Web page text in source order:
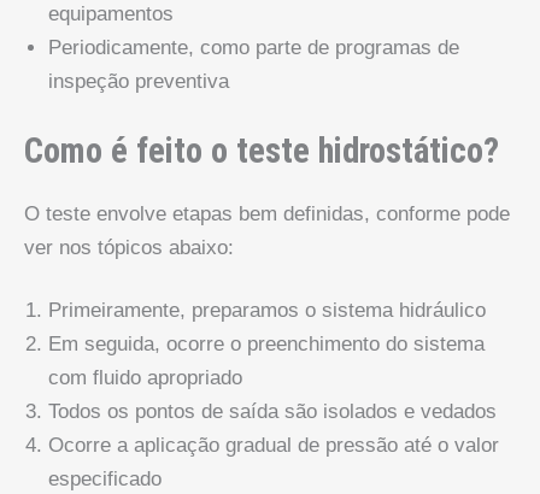
equipamentos
Periodicamente, como parte de programas de
inspeção preventiva
Como é feito o teste hidrostático?
O teste envolve etapas bem definidas, conforme pode
ver nos tópicos abaixo:
Primeiramente, preparamos o sistema hidráulico
Em seguida, ocorre o preenchimento do sistema
com fluido apropriado
Todos os pontos de saída são isolados e vedados
Ocorre a aplicação gradual de pressão até o valor
especificado